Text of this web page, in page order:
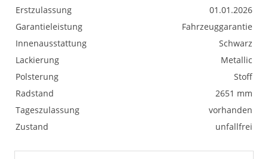
Erstzulassung
01.01.2026
Garantieleistung
Fahrzeuggarantie
Innenausstattung
Schwarz
Lackierung
Metallic
Polsterung
Stoff
Radstand
2651 mm
Tageszulassung
vorhanden
Zustand
unfallfrei